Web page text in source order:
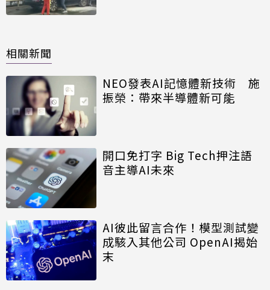
相關新聞
NEO發表AI記憶體新技術 施
振榮：帶來半導體新可能
開口免打字 Big Tech押注語
音主導AI未來
AI彼此留言合作！模型測試變
成駭入其他公司 OpenAI揭始
末